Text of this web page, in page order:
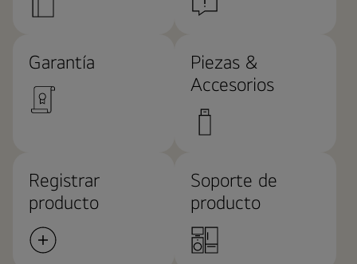
Garantía
Piezas &
Accesorios
Registrar
producto
Soporte de
producto